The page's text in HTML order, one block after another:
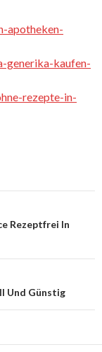
apotheken-
generika-kaufen-
rezepte-in-
Rezeptfrei In
Und Günstig